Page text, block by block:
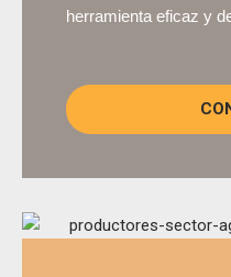
herramienta eficaz y